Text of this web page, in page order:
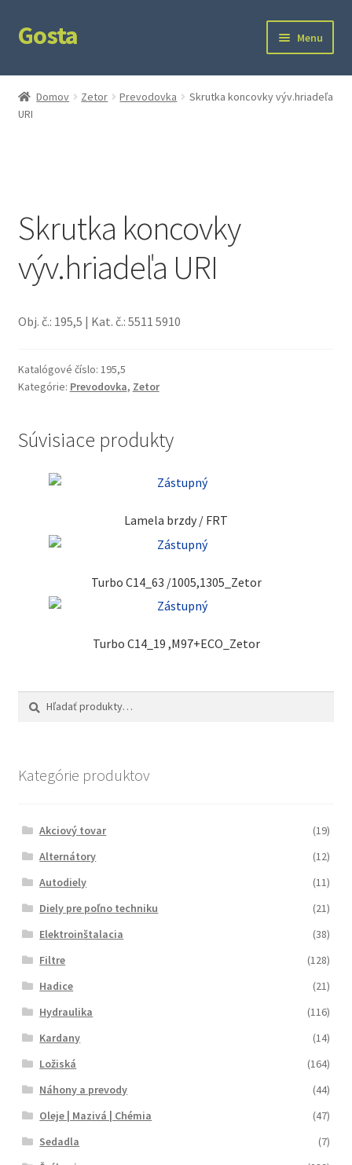
Preskočiť
na
Preskočiť
na
Gosta Menu
Domov
Kontakt
Domov Zetor Prevodovka
Skrutka koncovky výv.hriadeľa
URI
Skrutka koncovky
výv.hriadeľa URI
Obj. č.: 195,5 | Kat. č.: 5511 5910
Katalógové číslo: 195,5
Kategórie: Prevodovka, Zetor
Súvisiace produkty
Lamela brzdy / FRT
Turbo C14_63 /1005,1305_Zetor
Turbo C14_19 ,M97+ECO_Zetor
Hľadať:
Vyhľadávanie
Kategórie produktov
Akciový tovar
(19)
Alternátory
(12)
Autodiely
(11)
Diely pre poľno techniku
(21)
Elektroinštalacia
(38)
Filtre
(128)
Hadice
(21)
Hydraulika
(116)
Kardany
(14)
Ložiská
(164)
Náhony a prevody
(44)
Oleje | Mazivá | Chémia
(47)
Sedadla
(7)